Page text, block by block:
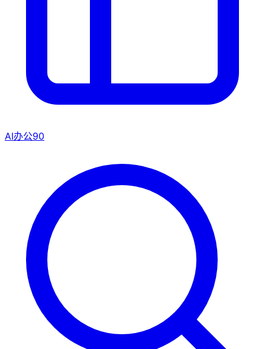
AI办公90